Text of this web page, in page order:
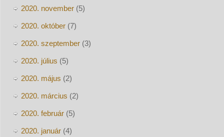
2020. november(5)
2020. október(7)
2020. szeptember(3)
2020. július (5)
2020. május (2)
2020. március (2)
2020. február(5)
2020. január(4)